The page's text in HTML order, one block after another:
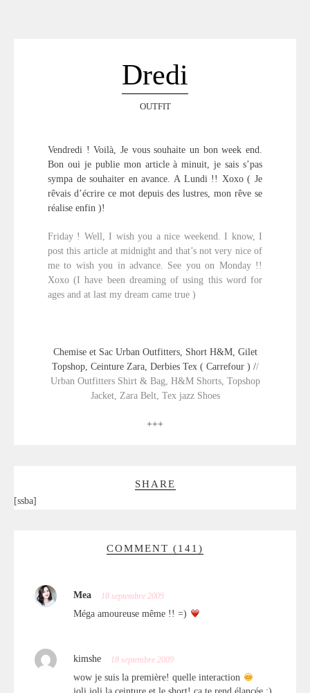
LOOKBOOK
ARCHIVES
Dredi
OUTFIT
Vendredi ! Voilà, Je vous souhaite un bon week end.
Bon oui je publie mon article à minuit, je sais s’pas
sympa de souhaiter en avance. A Lundi !! Xoxo ( Je
rêvais d’écrire ce mot depuis des lustres, mon rêve se
réalise enfin )!
Friday ! Well, I wish you a nice weekend. I know, I
post this article at midnight and that’s not very nice of
me to wish you in advance. See you on Monday !!
Xoxo (I have been dreaming of using this word for
ages and at last my dream came true )
Chemise et Sac Urban Outfitters, Short H&M, Gilet
Topshop, Ceinture Zara, Derbies Tex ( Carrefour ) //
Urban Outfitters Shirt & Bag, H&M Shorts, Topshop
Jacket, Zara Belt, Tex jazz Shoes
+++
SHARE
[ssba]
COMMENT (141)
Mea 18 septembre 2009
Méga amoureuse même !! =)
kimshe 18 septembre 2009
wow je suis la première! quelle interaction